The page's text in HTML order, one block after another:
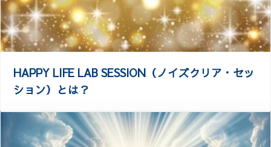
HAPPY LIFE LAB SESSION（ノイズクリア・セッ
ション）とは？